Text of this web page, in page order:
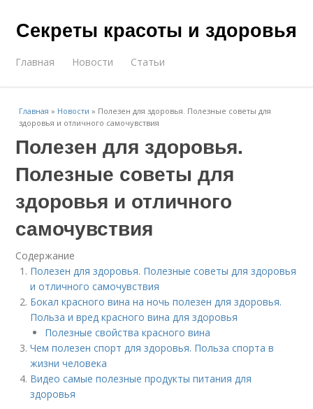
Секреты красоты и здоровья
Главная Новости Статьи
Главная » Новости » Полезен для здоровья. Полезные советы для
здоровья и отличного самочувствия
Полезен для здоровья.
Полезные советы для
здоровья и отличного
самочувствия
Содержание
Полезен для здоровья. Полезные советы для здоровья
и отличного самочувствия
Бокал красного вина на ночь полезен для здоровья.
Польза и вред красного вина для здоровья
Полезные свойства красного вина
Чем полезен спорт для здоровья. Польза спорта в
жизни человека
Видео самые полезные продукты питания для
здоровья